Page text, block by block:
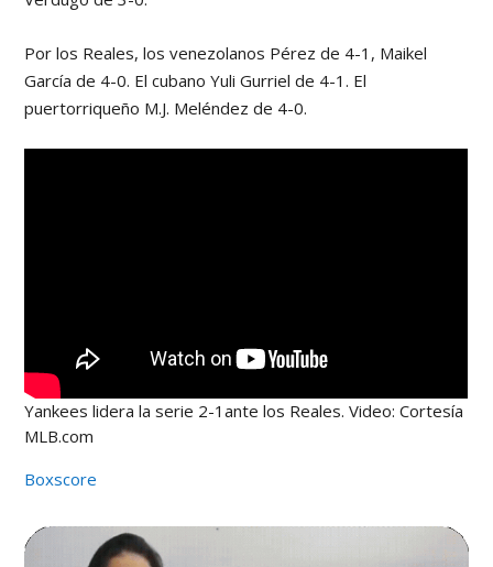
Por los Reales, los venezolanos Pérez de 4-1, Maikel
García de 4-0. El cubano Yuli Gurriel de 4-1. El
puertorriqueño M.J. Meléndez de 4-0.
Yankees lidera la serie 2-1ante los Reales. Video: Cortesía
MLB.com
Boxscore